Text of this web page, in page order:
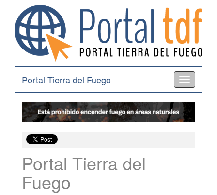
Toggle
navigation
Portal Tierra del Fuego
Portal Tierra del
Fuego